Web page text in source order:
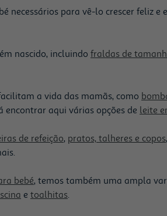
para vê-lo crescer feliz e
nascido, incluindo fraldas de
a vida das mamãs, como
aqui várias opções de leite
de refeição, pratos, talheres e copos
bebé, temos também uma ampla
e toalhitas.